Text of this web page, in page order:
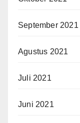
September 2021
Agustus 2021
Juli 2021
Juni 2021